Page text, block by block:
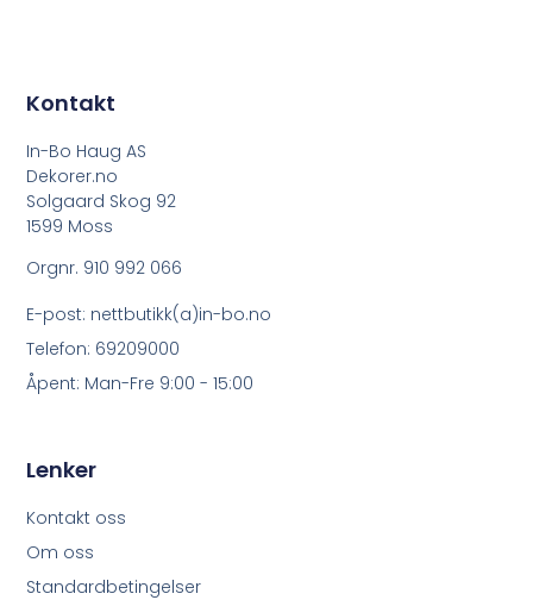
Lenker
Kontakt oss
Om oss
Standardbetingelser
Kontakt
In-Bo Haug AS
Dekorer.no
Solgaard Skog 92
1599 Moss
Orgnr. 910 992 066
E-post: nettbutikk(a)in-bo.no
Telefon: 69209000
Åpent: Man-Fre 9:00 - 15:00